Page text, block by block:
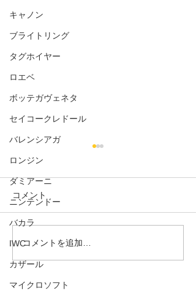
キャノン
ブライトリング
タグホイヤー
ロエベ
ボッテガヴェネタ
セイコークレドール
バレンシアガ
ロンジン
ダミアーニ
ニンテンドー
バカラ
IWC
カザール
マイクロソフト
コメント
コメントを追加…